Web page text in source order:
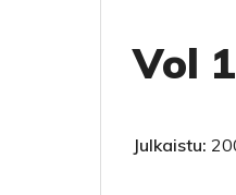
Vol
Julkaistu: